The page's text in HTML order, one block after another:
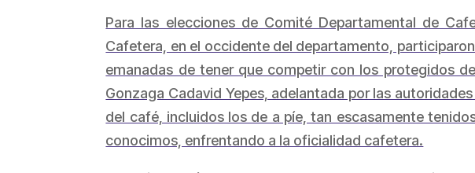
Para las elecciones de Comité Departamental de
Cafetera, en el occidente del departamento,
emanadas de tener que competir con los protegidos
Gonzaga Cadavid Yepes, adelantada por las
del café, incluidos los de a píe, tan escasamente
conocimos, enfrentando a la oficialidad cafetera.